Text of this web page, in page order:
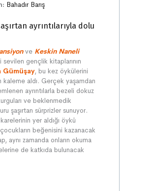
Bahadır Barış
ayrıntılarıyla dolu
ve Keskin Naneli
gençlik kitaplarının
Gümüşay, bu kez öykülerini
kaleme aldı. Gerçek yaşamdan
ayrıntılarla bezeli dokuz
ve beklenmedik
şaşırtan sürprizler sunuyor.
yer aldığı öykü
beğenisini kazanacak
aynı zamanda onların okuma
de katkıda bulunacak